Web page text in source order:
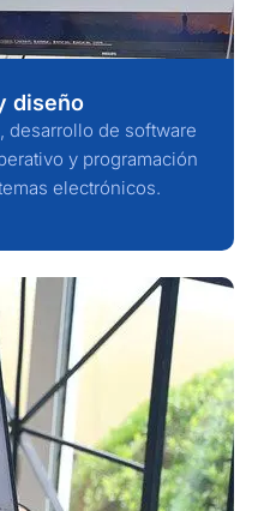
diseño
desarrollo de software
y programación
electrónicos.